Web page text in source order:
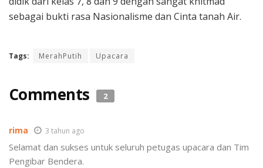
sebagai bukti rasa Nasionalisme dan Cinta tanah Air.
Tags: MerahPutih Upacara
Comments 2
rima 3 tahun ago
Selamat dan sukses untuk seluruh petugas upacara dan Tim
Pengibar Bendera.